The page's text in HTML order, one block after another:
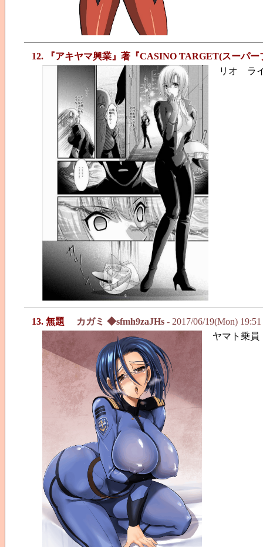
12. 『アキヤマ興業』著『CASINO TARGET(スーパー
リオ ラ
13. 無題 カガミ ◆sfmh9zaJHs - 2017/06/19(Mon) 19:51
ヤマト乗員